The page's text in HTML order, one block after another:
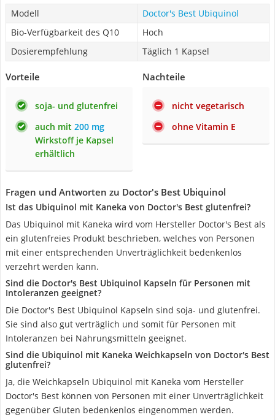
Modell
Doctor's Best Ubiquinol
Bio-Verfügbarkeit des Q10
Hoch
Dosierempfehlung
Täglich 1 Kapsel
Vorteile
soja- und glutenfrei
auch mit 200 mg
Wirkstoff je Kapsel
erhältlich
Nachteile
nicht vegetarisch
ohne Vitamin E
Fragen und Antworten zu Doctor's Best Ubiquinol
Ist das Ubiquinol mit Kaneka von Doctor's Best glutenfrei?
Das Ubiquinol mit Kaneka wird vom Hersteller Doctor's Best als
ein glutenfreies Produkt beschrieben, welches von Personen
mit einer entsprechenden Unverträglichkeit bedenkenlos
verzehrt werden kann.
Sind die Doctor's Best Ubiquinol Kapseln für Personen mit
Intoleranzen geeignet?
Die Doctor's Best Ubiquinol Kapseln sind soja- und glutenfrei.
Sie sind also gut verträglich und somit für Personen mit
Intoleranzen bei Nahrungsmitteln geeignet.
Sind die Ubiquinol mit Kaneka Weichkapseln von Doctor's Best
glutenfrei?
Ja, die Weichkapseln Ubiquinol mit Kaneka vom Hersteller
Doctor's Best können von Personen mit einer Unverträglichkeit
gegenüber Gluten bedenkenlos eingenommen werden.